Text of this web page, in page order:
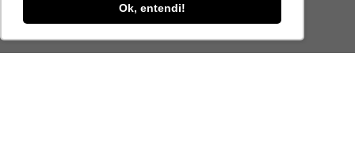
Ok, entendi!